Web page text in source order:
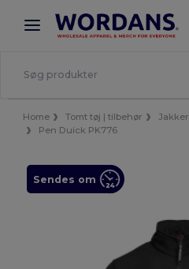
× Wordans-app
Bedre priser i appen!
Home Tomt tøj | tilbehør Jakker
Pen Duick PK776
Sendes om